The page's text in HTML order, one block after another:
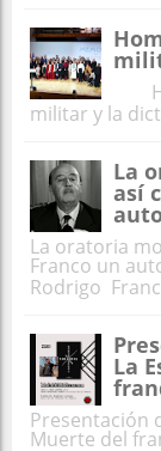
militar y la
La
así
La oratoria
Franco un
Rodrigo
La
Presentación
Muerte del